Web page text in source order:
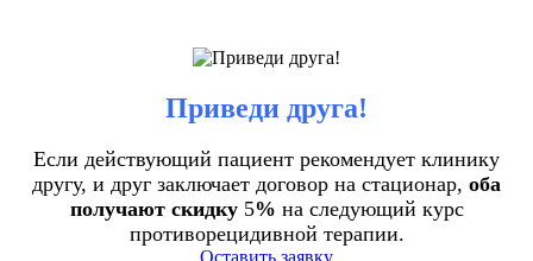
Приведи друга!
Если действующий пациент рекомендует клинику
другу, и друг заключает договор на стационар, оба
получают скидку 5% на следующий курс
противорецидивной терапии.